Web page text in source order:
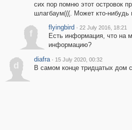
сих пор помню этот островок
шлагбаум(((. Может кто-нибудь
f
flyingbird · 22 July 2016, 18:21
Есть информация, что на
информацию?
d
diafra · 15 July 2020, 00:32
В самом конце тридцатых дом